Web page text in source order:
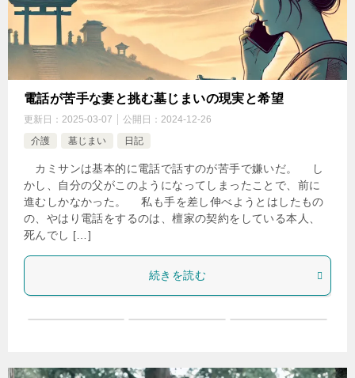
電話が苦手な妻と挑む墓じまいの現実と希望
更新日： 2025-03-07 公開日： 2024-12-26
介護
墓じまい 日記
カミサンは基本的に電話で話すのが苦手で嫌いだ。 し
かし、自分の父がこのようになってしまったことで、前に
進むしかなかった。 私も手を差し伸べようとはしたもの
の、やはり電話をするのは、檀家の契約をしている本人、
死んでし […]
続きを読む